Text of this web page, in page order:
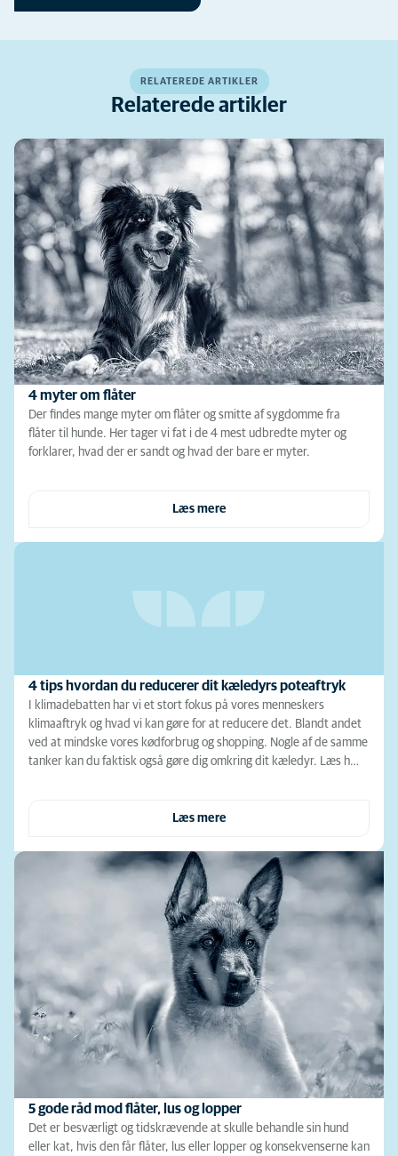
RELATEREDE ARTIKLER
Relaterede artikler
4 myter om flåter
Der findes mange myter om flåter og smitte af sygdomme fra
flåter til hunde. Her tager vi fat i de 4 mest udbredte myter og
forklarer, hvad der er sandt og hvad der bare er myter.
Læs mere
4 tips hvordan du reducerer dit kæledyrs poteaftryk
I klimadebatten har vi et stort fokus på vores menneskers
klimaaftryk og hvad vi kan gøre for at reducere det. Blandt andet
ved at mindske vores kødforbrug og shopping. Nogle af de samme
tanker kan du faktisk også gøre dig omkring dit kæledyr. Læs h…
Læs mere
5 gode råd mod flåter, lus og lopper
Det er besværligt og tidskrævende at skulle behandle sin hund
eller kat, hvis den får flåter, lus eller lopper og konsekvenserne kan